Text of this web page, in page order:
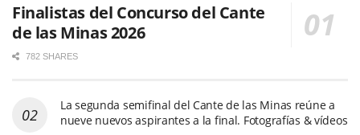
Finalistas del Concurso del Cante
de las Minas 2026
782 SHARES
La segunda semifinal del Cante de las Minas reúne a
nueve nuevos aspirantes a la final. Fotografías & vídeos